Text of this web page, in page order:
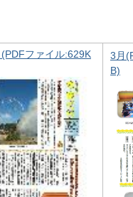
(PDFファイル:629K
3月
B)